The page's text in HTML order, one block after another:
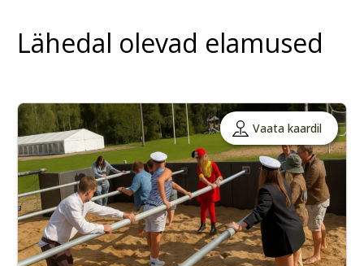
Lähedal olevad elamused
Vaata kaardil